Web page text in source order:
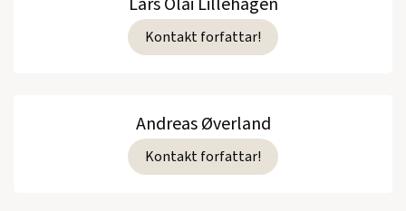
Kontakt forfattar!
Andreas Øverland
Kontakt forfattar!